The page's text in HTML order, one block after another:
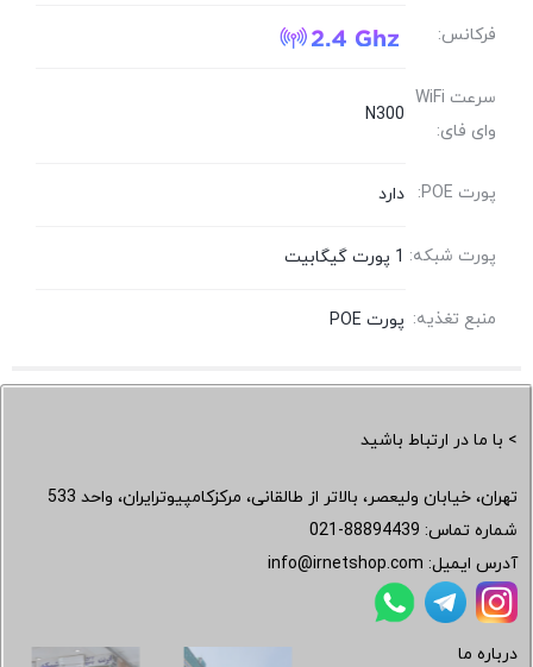
فرکانس:
سرعت WiFi
وای فای:
N300
پورت POE: دارد
پورت شبکه: 1 پورت گیگابیت
منبع تغذیه: پورت POE
> با ما در ارتباط باشید
تهران، خیابان ولیعصر، بالاتر از طالقانی، مرکزکامپیوترایران، واحد 533
شماره تماس: 021-88894439
آدرس ایمیل: info@irnetshop.com
درباره ما